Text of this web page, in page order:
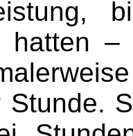
hatten
Stunde.